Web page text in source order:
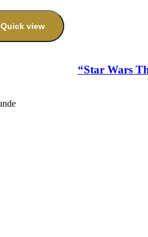
Quick view
“Star Wars